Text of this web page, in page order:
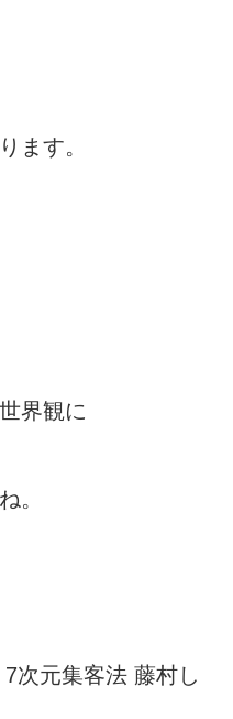
ます。
界観に
。
次元集客法 藤村し